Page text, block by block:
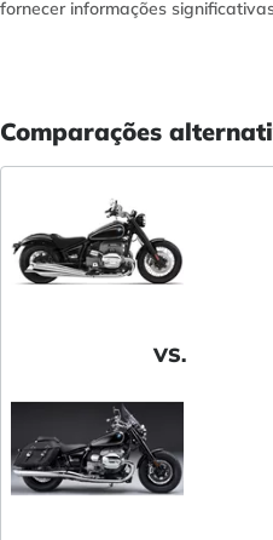
fornecer informações
Comparações
VS.